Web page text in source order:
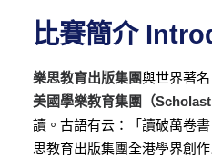
比賽簡介
樂思教育出版集團與世界著
美國學樂教育集團（
讀。古語有云：「讀破萬卷
思教育出版集團全港學界創